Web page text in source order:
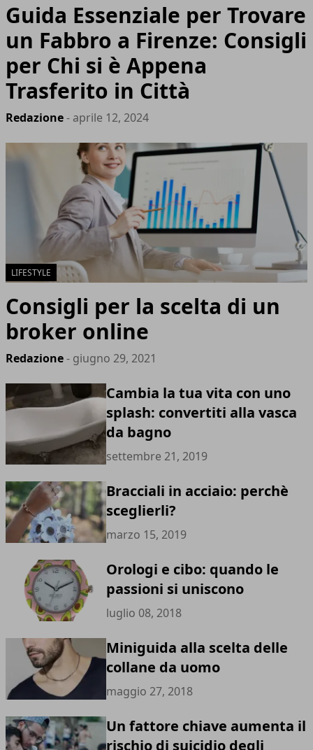
Guida Essenziale per Trovare
un Fabbro a Firenze: Consigli
per Chi si è Appena
Trasferito in Città
Redazione- aprile 12, 2024
LIFESTYLE
Consigli per la scelta di un
broker online
Redazione- giugno 29, 2021
Cambia la tua vita con uno
splash: convertiti alla vasca
da bagno
settembre 21, 2019
Bracciali in acciaio: perchè
sceglierli?
marzo 15, 2019
Orologi e cibo: quando le
passioni si uniscono
luglio 08, 2018
Miniguida alla scelta delle
collane da uomo
maggio 27, 2018
Un fattore chiave aumenta il
rischio di suicidio degli